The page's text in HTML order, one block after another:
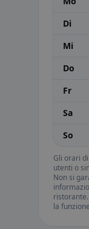
Di
Mi
Do
Fr
Sa
So
Gli orari
utenti o
Non si
la